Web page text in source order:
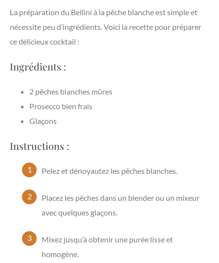
La préparation du Bellini à la pêche blanche est simple et
nécessite peu d’ingrédients. Voici la recette pour préparer
ce délicieux cocktail :
Ingrédients :
2 pêches blanches mûres
Prosecco bien frais
Glaçons
Instructions :
Pelez et dénoyautez les pêches blanches.
Placez les pêches dans un blender ou un mixeur
avec quelques glaçons.
Mixez jusqu’à obtenir une purée lisse et
homogène.